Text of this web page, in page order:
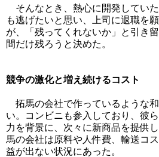
そんなとき、熱心に開発してい
も逃げたいと思い、上司に退職を
が、「残ってくれないか」と引き
間だけ残ろうと決めた。
競争の激化と増え続けるコスト
拓馬の会社で作っているような
い。コンビニも参入しており、彼
力を背景に、次々に新商品を提供
馬の会社は原料や人件費、輸送コ
益が出ない状況にあった。